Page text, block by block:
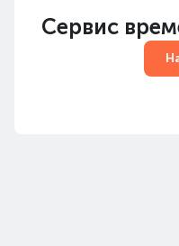
Сервис